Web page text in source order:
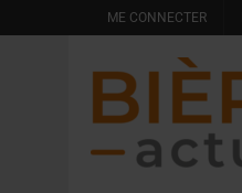
ME CONNECTER